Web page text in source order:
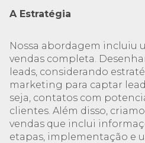
A Estratégia
Nossa abordagem incluiu
vendas completa.
leads, considerando
marketing para captar
seja, contatos com
clientes. Além disso,
vendas que inclui
etapas, implementação e